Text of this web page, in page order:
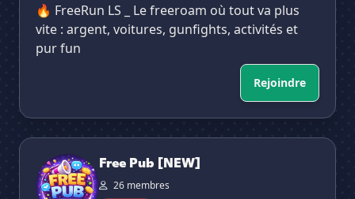
🔥 FreeRun LS _ Le freeroam où tout va plus
vite : argent, voitures, gunfights, activités et
pur fun
Rejoindre
Free Pub [NEW]
Free Pub [NEW]
26 membres